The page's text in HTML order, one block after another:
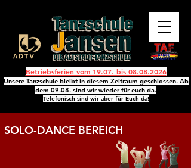
Betriebsferien vom 19.07. bis 08.08.2026
Unsere Tanzschule bleibt in diesem Zeitraum geschlossen. Ab
dem 09.08. sind wir wieder für euch da.
Telefonisch sind wir aber für Euch da!
SOLO-DANCE BEREICH